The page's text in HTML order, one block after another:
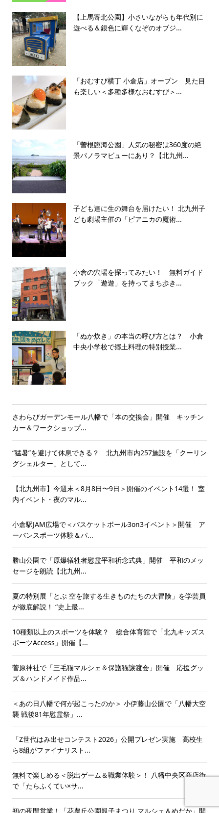
【上馬寄北公園】小さいながらも年代別に
遊べる＆銀色に輝くなぞのオブジ...
「おむすび横丁 小倉店」オープン 見た目
も楽しい＜多種多様なおむすび＞...
「曽根臨海公園」人気の秘密は360度の絶
景パノラマビューにあり？【北九州...
子ども達に生の舞台を届けたい！ 北九州子
ども劇場主催の「ピアニカの魔術...
小倉の穴場を探ってみたい！ 無料ガイド
ブック「遊遊」を持ってまち歩き...
「ぬか炊き」の本当の呼び方とは？ 小倉
中央小学校で郷土料理の特別授業...
さわらびガーデンモール八幡で「本の交換会」開催 キッチン
カー＆ワークショップ...
“猛暑”を避けて休息できる？ 北九州市内257施設を「クーリン
グシェルター」として...
【北九州市】今週末＜8月8日〜9日＞開催のイベント14選！ 室
内イベント・夜のマル...
小倉駅JAM広場で＜バスケットボール3on3イベント＞開催 ア
ーバンスポーツ体験＆パ...
勝山公園で「原爆犠牲者慰霊平和祈念式典」開催 平和のメッ
セージを朗読【北九州...
夏の特別展「とぶ 空を旅する生きものたちの大冒険」を学芸員
が徹底解説！ “史上最...
10種類以上のスポーツを体験？ 総合体育館で「北九キッズス
ポーツAccess」開催【...
菅原神社で「三毛猫マルシェ＆保護猫譲渡会」開催 応援グッ
ズ＆ハンドメイド作品...
＜あの日八幡で何が起こったのか＞ 小伊藤山公園で「八幡大空
襲 戦後81年慰霊祭」...
「Z世代はみ出せコンテスト2026」公開プレゼン実施 高校生
ら8組がファイナリスト...
無料で楽しめる＜脱出ゲーム＆職業体験＞！ 八幡中央区商店街
で「たらふくてい×サ...
初の夜間営業！「花農丘公園親子まつり マルシェ＆めだか」開